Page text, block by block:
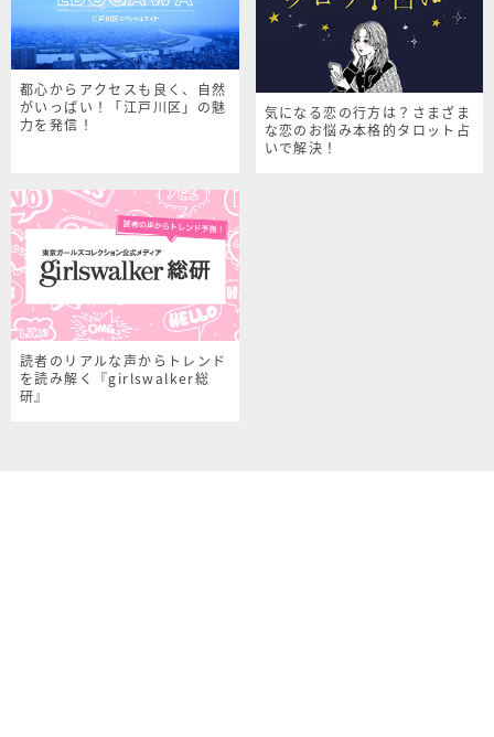
都心からアクセスも良く、自然
がいっぱい！「江戸川区」の魅
力を発信！
気になる恋の行方は？さまざま
な恋のお悩み本格的タロット占
いで解決！
読者のリアルな声からトレンド
を読み解く『girlswalker総
研』